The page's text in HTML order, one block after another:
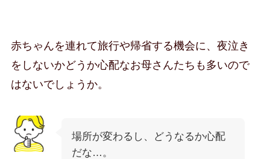
赤ちゃんを連れて旅行や帰省する機会に、夜泣き
をしないかどうか心配なお母さんたちも多いので
はないでしょうか。
場所が変わるし、どうなるか心配
だな…。